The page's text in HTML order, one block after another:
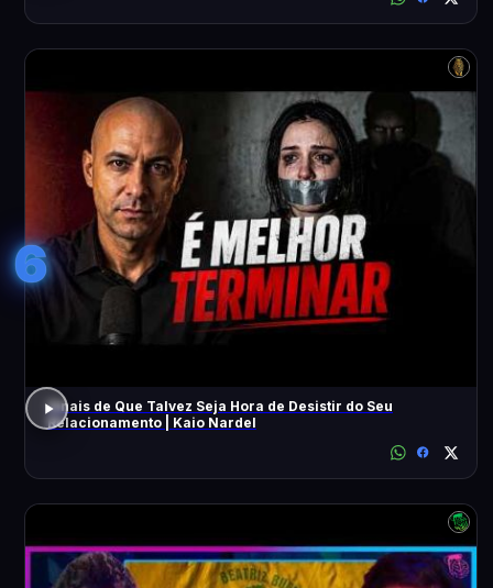
6
Sinais de Que Talvez Seja Hora de Desistir do Seu
Relacionamento | Kaio Nardel